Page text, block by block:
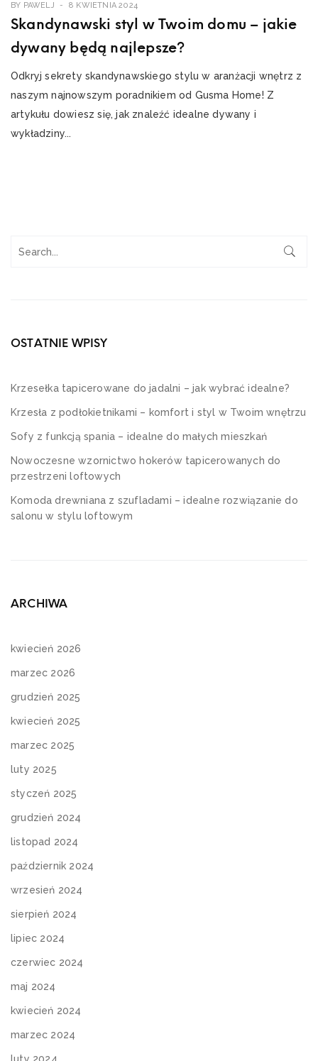
BY PAWELJ 8 KWIETNIA 2024
Skandynawski styl w Twoim domu – jakie
dywany będą najlepsze?
Odkryj sekrety skandynawskiego stylu w aranżacji wnętrz z
naszym najnowszym poradnikiem od Gusma Home! Z
artykułu dowiesz się, jak znaleźć idealne dywany i
wykładziny...
OSTATNIE WPISY
Krzesełka tapicerowane do jadalni – jak wybrać idealne?
Krzesła z podłokietnikami – komfort i styl w Twoim wnętrzu
Sofy z funkcją spania – idealne do małych mieszkań
Nowoczesne wzornictwo hokerów tapicerowanych do
przestrzeni loftowych
Komoda drewniana z szufladami – idealne rozwiązanie do
salonu w stylu loftowym
ARCHIWA
kwiecień 2026
marzec 2026
grudzień 2025
kwiecień 2025
marzec 2025
luty 2025
styczeń 2025
grudzień 2024
listopad 2024
październik 2024
wrzesień 2024
sierpień 2024
lipiec 2024
czerwiec 2024
maj 2024
kwiecień 2024
marzec 2024